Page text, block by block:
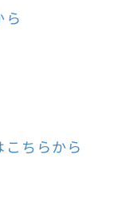
ちらから